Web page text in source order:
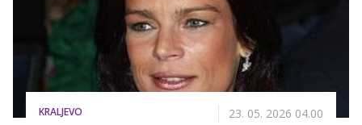
KRALJEVO 23. 05. 2026 04.00